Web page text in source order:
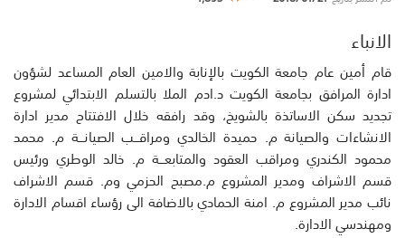
الانباء
قام أمين عام جامعة الكويت بالإنابة والامين العام المساعد لشؤون
ادارة المرافق بجامعة الكويت د.ادم الملا بالتسلم الابتدائي لمشروع
تجديد سكن الاساتذة بالشويخ، وقد رافقه خلال الافتتاح مدير ادارة
الانشاءات والصيانة م. حميدة الخالدي ومراقـــب الصيانـــة م. محمد
محمود الكندري ومراقب العقود والمتابعـــة م. خالد الوطري ورئيس
قسم الاشراف ومدير المشروع م.مصبح الحزمي وم. قسم الاشراف
نائب مدير المشروع م. امنة الحمادي بالاضافة الى رؤساء اقسام الادارة
ومهندسي الادارة.